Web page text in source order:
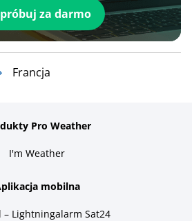
za darmo
Francja
Pro Weather
I'm Weather
mobilna
– Lightningalarm Sat24